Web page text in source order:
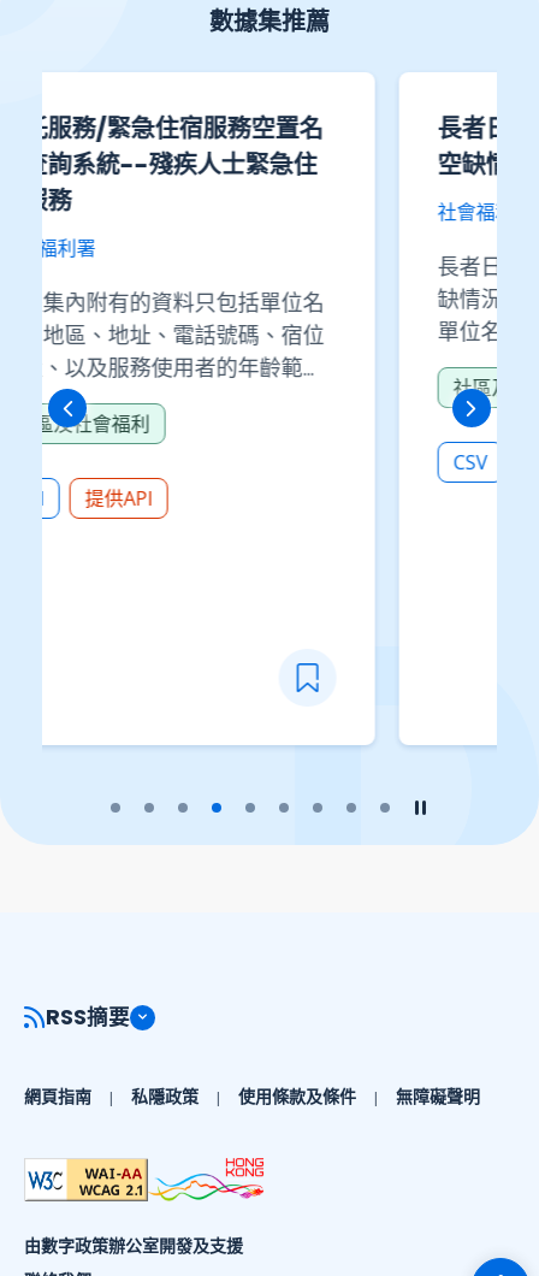
數據集推薦
長者日間暫託服務指定暫託服務
空缺情況
缺情況 檔案包括位置、地區、服務
單位名稱、位址、電話、傳真、服
務名額、空缺數目及更新日期。
https://www.swd.gov.hk/tc/pu
bsvc/elderly/cat_careersupp/
RSS摘要
網頁指南 私隱政策 使用條款及條件 無障礙聲明
由數字政策辦公室開發及支援